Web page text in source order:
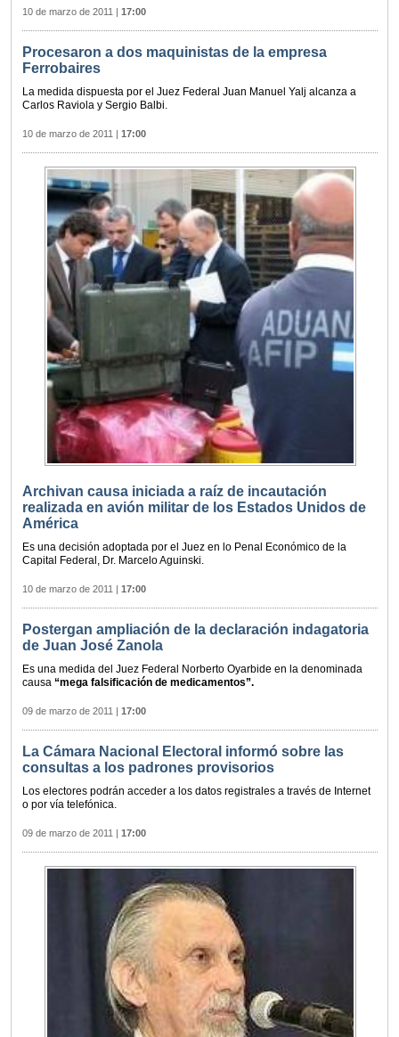
10 de marzo de 2011 | 17:00
Procesaron a dos maquinistas de la empresa
Ferrobaires
La medida dispuesta por el Juez Federal Juan Manuel Yalj alcanza a
Carlos Raviola y Sergio Balbi.
10 de marzo de 2011 | 17:00
Archivan causa iniciada a raíz de incautación
realizada en avión militar de los Estados Unidos de
América
Es una decisión adoptada por el Juez en lo Penal Económico de la
Capital Federal, Dr. Marcelo Aguinski.
10 de marzo de 2011 | 17:00
Postergan ampliación de la declaración indagatoria
de Juan José Zanola
Es una medida del Juez Federal Norberto Oyarbide en la denominada
causa “mega falsificación de medicamentos”.
09 de marzo de 2011 | 17:00
La Cámara Nacional Electoral informó sobre las
consultas a los padrones provisorios
Los electores podrán acceder a los datos registrales a través de Internet
o por vía telefónica.
09 de marzo de 2011 | 17:00